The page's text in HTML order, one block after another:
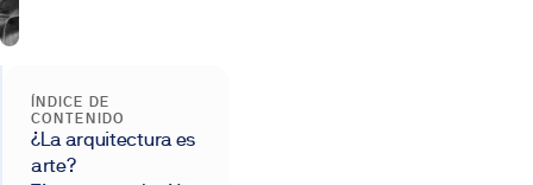
ÍNDICE DE
CONTENIDO
¿La arquitectura es
arte?